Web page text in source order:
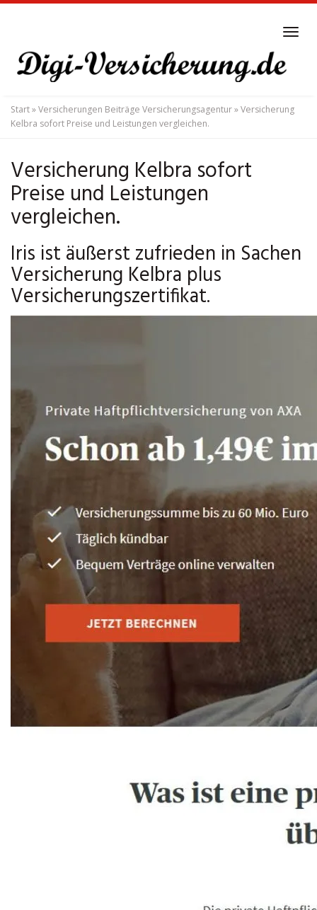
main
content
Start»Versicherungen Beiträge Versicherungsagentur»Versicherung
Kelbra sofort Preise und Leistungen vergleichen.
Versicherung Kelbra sofort
Preise und Leistungen
vergleichen.
Iris ist äußerst zufrieden in Sachen
Versicherung Kelbra plus
Versicherungszertifikat.